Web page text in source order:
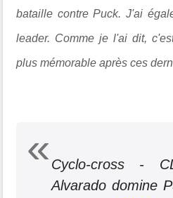
bataille contre Puck. J'ai
leader. Comme je l'ai dit,
plus mémorable après ces
Cyclo-cross -
Alvarado domine